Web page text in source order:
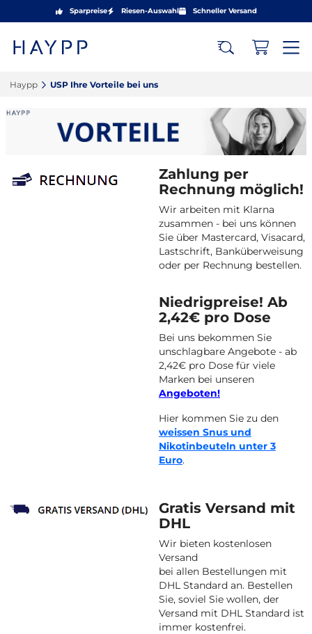
Sparpreise Riesen-Auswahl Schneller Versand
Haypp‎ USP Ihre Vorteile bei uns‎
Zahlung per
Rechnung möglich!
Wir arbeiten mit Klarna
zusammen - bei uns können
Sie über Mastercard, Visacard,
Lastschrift, Banküberweisung
oder per Rechnung bestellen.
Niedrigpreise! Ab
2,42€ pro Dose
Bei uns bekommen Sie
unschlagbare Angebote - ab
2,42€ pro Dose für viele
Marken bei unseren
Angeboten!
Hier kommen Sie zu den
weissen Snus und
Nikotinbeuteln unter 3
Euro.
Gratis Versand mit
DHL
Wir bieten kostenlosen
Versand
bei allen Bestellungen mit
DHL Standard an. Bestellen
Sie, soviel Sie wollen, der
Versand mit DHL Standard ist
immer kostenfrei.